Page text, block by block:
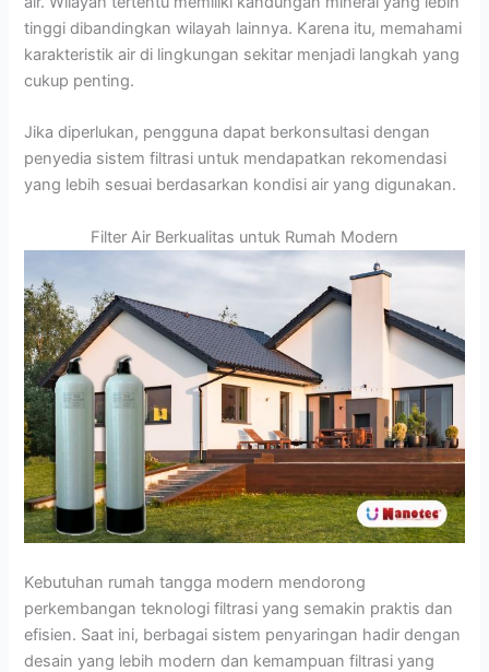
tinggi dibandingkan wilayah lainnya. Karena itu, memahami
karakteristik air di lingkungan sekitar menjadi langkah yang
cukup penting.
Jika diperlukan, pengguna dapat berkonsultasi dengan
penyedia sistem filtrasi untuk mendapatkan rekomendasi
yang lebih sesuai berdasarkan kondisi air yang digunakan.
Filter Air Berkualitas untuk Rumah Modern
Kebutuhan rumah tangga modern mendorong
perkembangan teknologi filtrasi yang semakin praktis dan
efisien. Saat ini, berbagai sistem penyaringan hadir dengan
desain yang lebih modern dan kemampuan filtrasi yang